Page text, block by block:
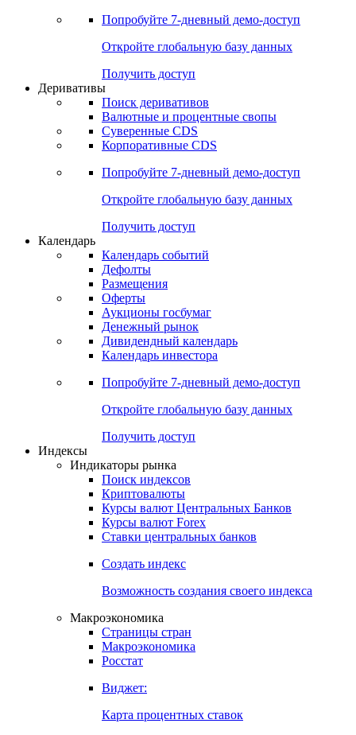
Попробуйте 7-дневный демо-доступ
Откройте глобальную базу данных
Получить доступ
Деривативы
Поиск деривативов
Валютные и процентные свопы
Суверенные CDS
Корпоративные CDS
Попробуйте 7-дневный демо-доступ
Откройте глобальную базу данных
Получить доступ
Календарь
Календарь событий
Дефолты
Размещения
Оферты
Аукционы госбумаг
Денежный рынок
Дивидендный календарь
Календарь инвестора
Попробуйте 7-дневный демо-доступ
Откройте глобальную базу данных
Получить доступ
Индексы
Индикаторы рынка
Поиск индексов
Криптовалюты
Курсы валют Центральных Банков
Курсы валют Forex
Ставки центральных банков
Создать индекс
Возможность создания своего индекса
Макроэкономика
Страницы стран
Макроэкономика
Росстат
Виджет:
Карта процентных ставок